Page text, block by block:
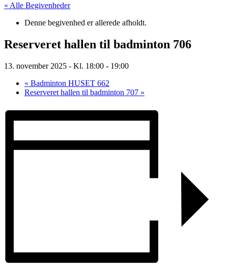
« Alle Begivenheder
Denne begivenhed er allerede afholdt.
Reserveret hallen til badminton 706
13. november 2025 - Kl. 18:00 - 19:00
« Badminton HUSET 662
Reserveret hallen til badminton 707 »